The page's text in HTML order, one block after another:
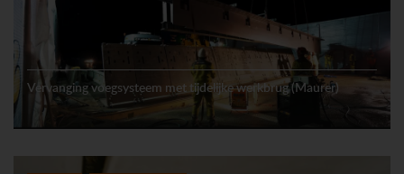
Vervanging voegsysteem met tijdelijke werkbrug (Maurer)